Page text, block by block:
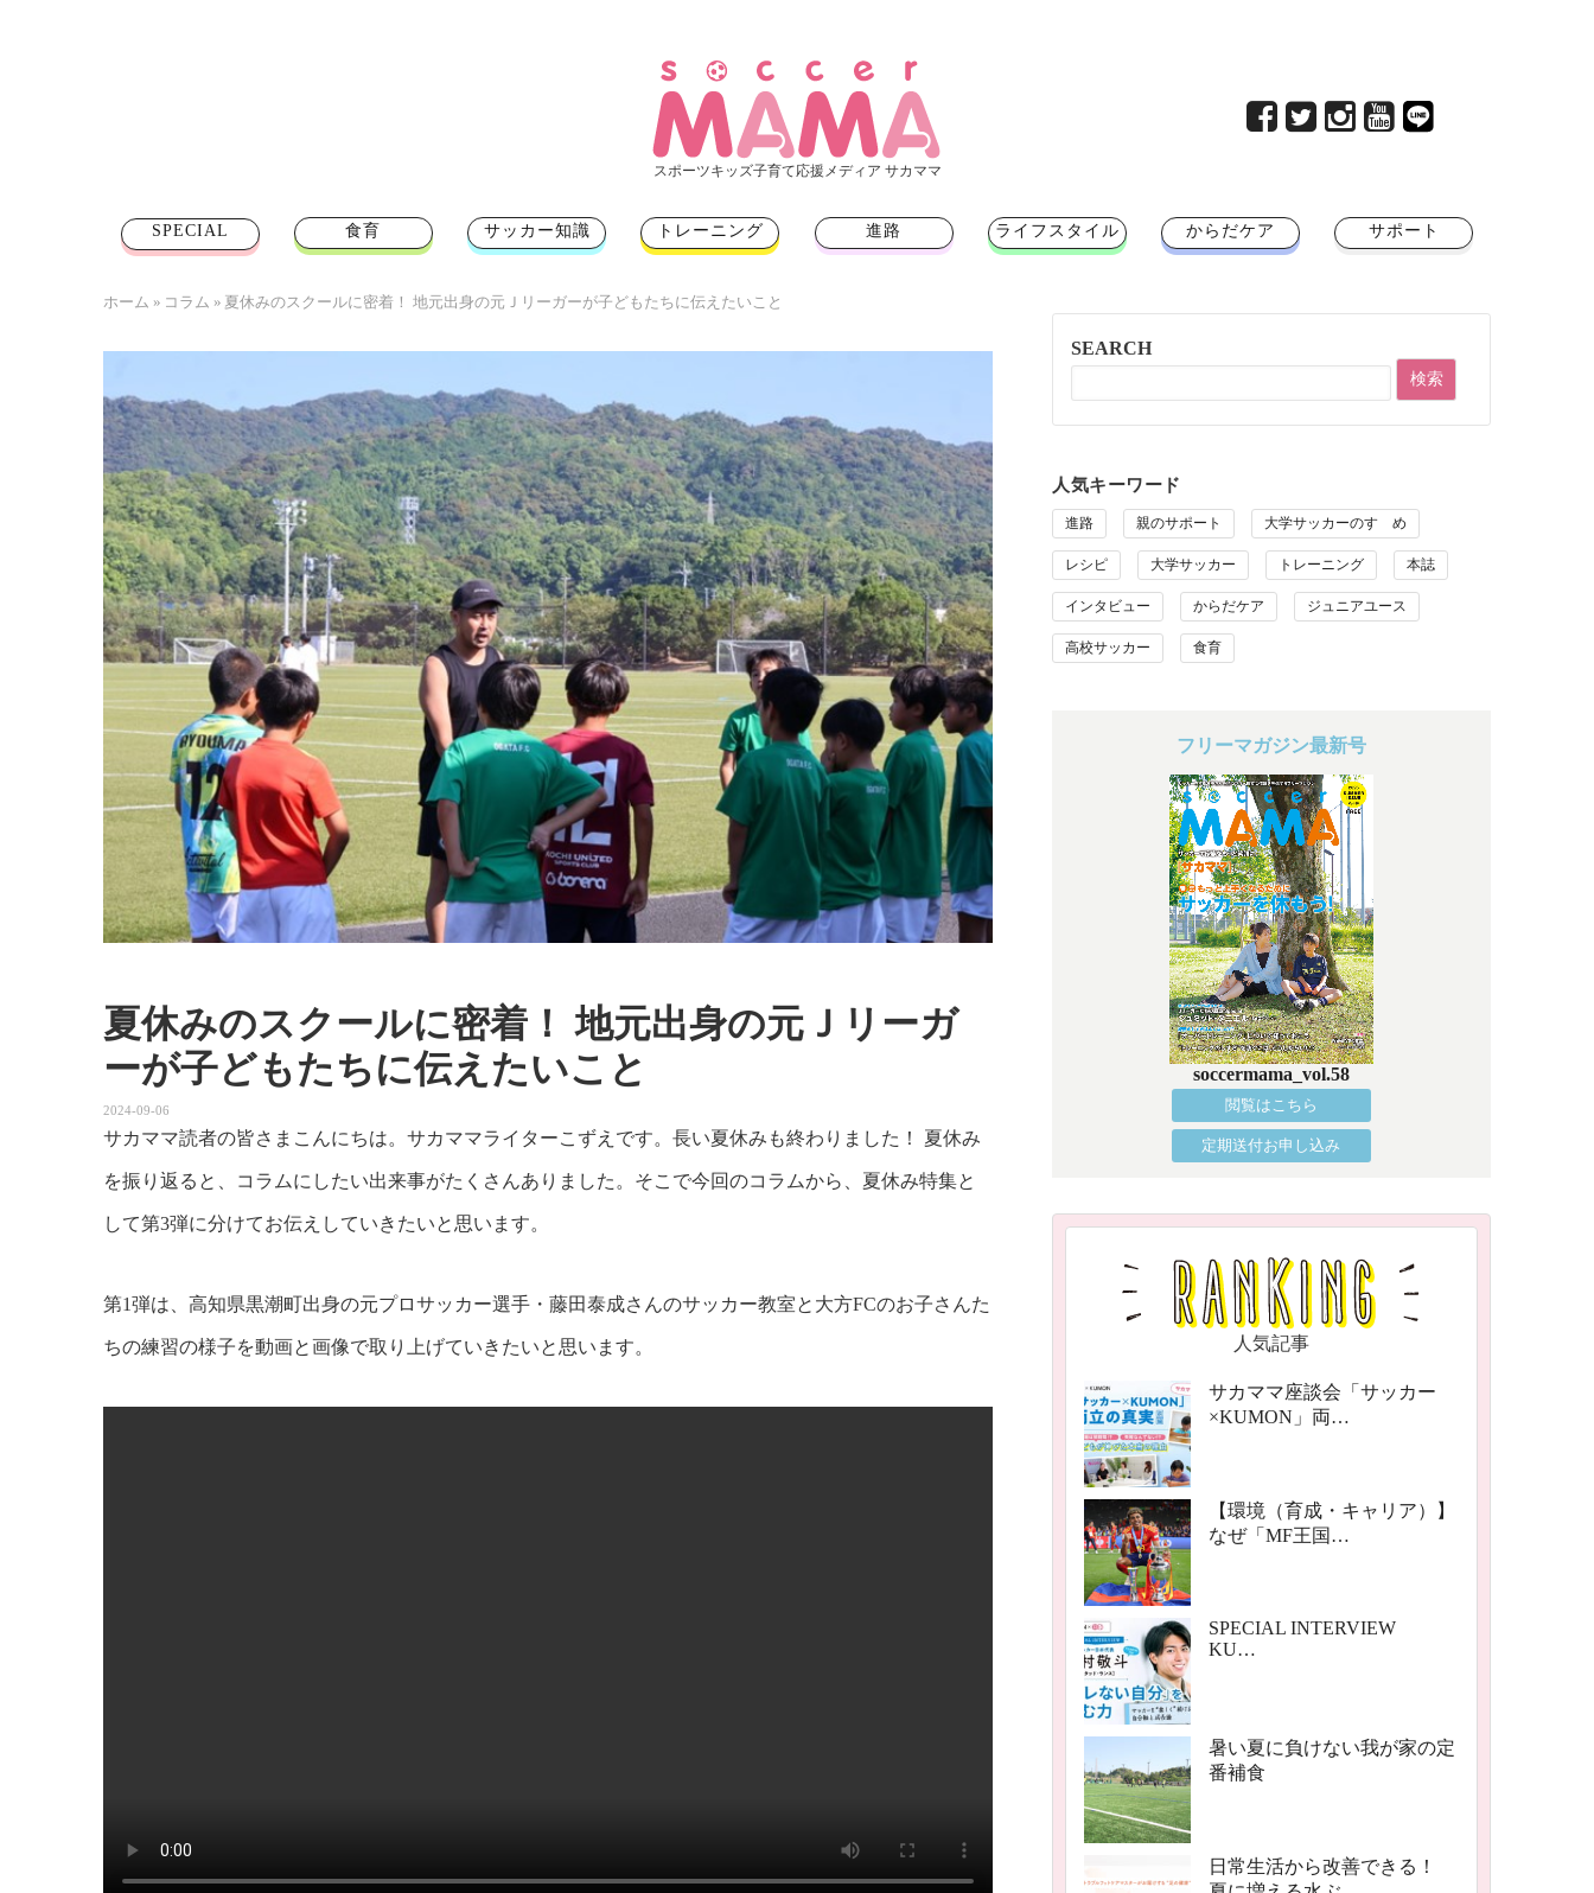
スポーツキッズ子育て応援メディア サカママ
SPECIAL 食育 サッカー知識 トレーニング 進路 ライフスタイル からだケア サポート
ホーム » コラム » 夏休みのスクールに密着！ 地元出身の元Ｊリーガーが子どもたちに伝えたいこと
夏休みのスクールに密着！ 地元出身の元Ｊリーガ
ーが子どもたちに伝えたいこと
2024-09-06
サカママ読者の皆さまこんにちは。サカママライターこずえです。長い夏休みも終わりました！ 夏休み
を振り返ると、コラムにしたい出来事がたくさんありました。そこで今回のコラムから、夏休み特集と
して第3弾に分けてお伝えしていきたいと思います。
第1弾は、高知県黒潮町出身の元プロサッカー選手・藤田泰成さんのサッカー教室と大方FCのお子さんた
ちの練習の様子を動画と画像で取り上げていきたいと思います。
SEARCH
人気キーワード
進路 親のサポート 大学サッカーのすゝめ
レシピ 大学サッカー トレーニング 本誌
インタビュー からだケア ジュニアユース
高校サッカー 食育
フリーマガジン最新号
soccermama_vol.58
閲覧はこちら
定期送付お申し込み
人気記事
サカママ座談会「サッカー
×KUMON」両…
【環境（育成・キャリア）】
なぜ「MF王国…
SPECIAL INTERVIEW
KU…
暑い夏に負けない我が家の定
番補食
日常生活から改善できる！